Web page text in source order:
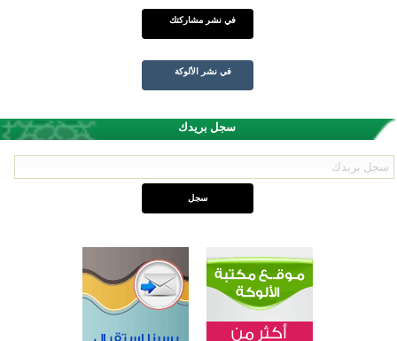
في نشر مشاركتك
في نشر الألوكة
سجل بريدك